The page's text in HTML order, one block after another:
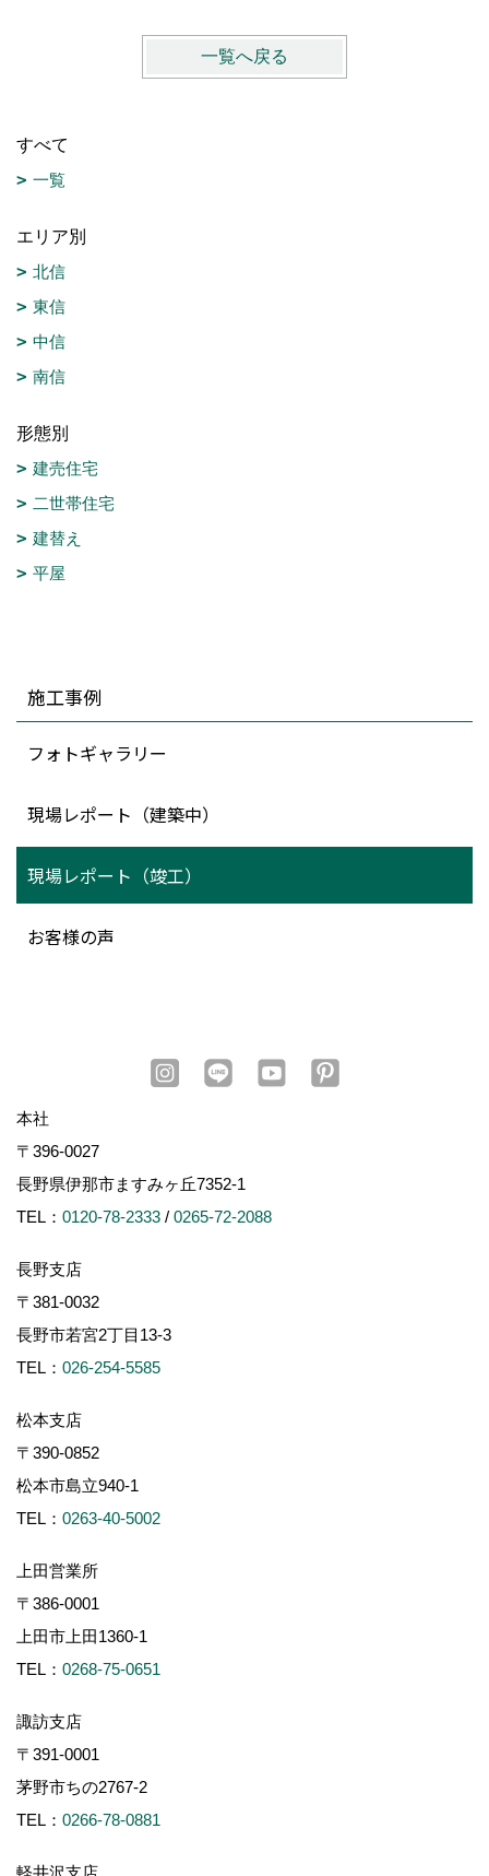
一覧へ戻る
すべて
一覧
エリア別
北信
東信
中信
南信
形態別
建売住宅
二世帯住宅
建替え
平屋
施工事例
フォトギャラリー
現場レポート（建築中）
現場レポート（竣工）
お客様の声
本社
〒396-0027
長野県伊那市ますみヶ丘7352-1
TEL： 0120-78-2333 / 0265-72-2088
長野支店
〒381-0032
長野市若宮2丁目13-3
TEL： 026-254-5585
松本支店
〒390-0852
松本市島立940-1
TEL： 0263-40-5002
上田営業所
〒386-0001
上田市上田1360-1
TEL： 0268-75-0651
諏訪支店
〒391-0001
茅野市ちの2767-2
TEL： 0266-78-0881
軽井沢支店